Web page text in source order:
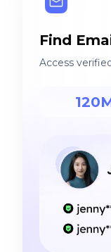
Find
Access